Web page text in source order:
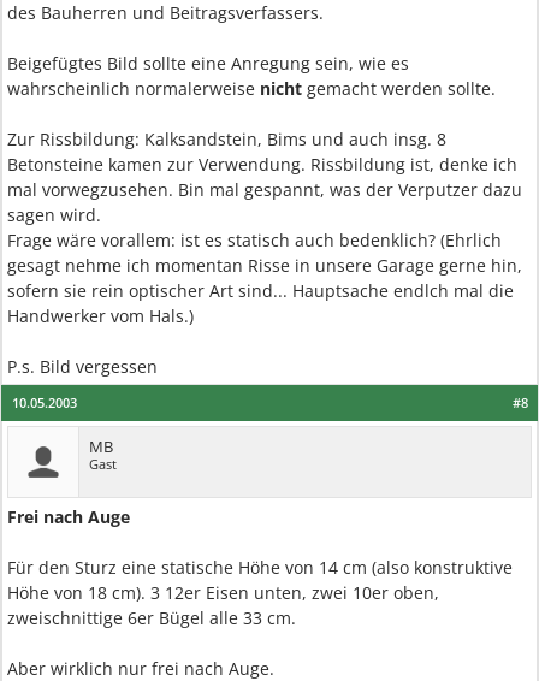
des Bauherren und Beitragsverfassers.
Beigefügtes Bild sollte eine Anregung sein, wie es
wahrscheinlich normalerweise nicht gemacht werden sollte.
Zur Rissbildung: Kalksandstein, Bims und auch insg. 8
Betonsteine kamen zur Verwendung. Rissbildung ist, denke ich
mal vorwegzusehen. Bin mal gespannt, was der Verputzer dazu
sagen wird.
Frage wäre vorallem: ist es statisch auch bedenklich? (Ehrlich
gesagt nehme ich momentan Risse in unsere Garage gerne hin,
sofern sie rein optischer Art sind... Hauptsache endlch mal die
Handwerker vom Hals.)
P.s. Bild vergessen
#8
10.05.2003
MB
Gast
Frei nach Auge
Für den Sturz eine statische Höhe von 14 cm (also konstruktive
Höhe von 18 cm). 3 12er Eisen unten, zwei 10er oben,
zweischnittige 6er Bügel alle 33 cm.
Aber wirklich nur frei nach Auge.